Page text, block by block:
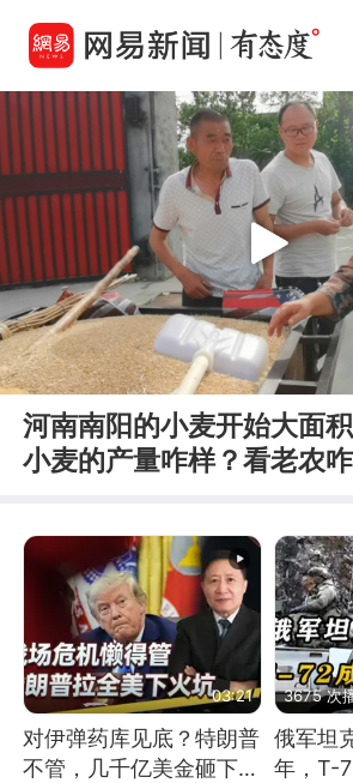
00:00
Play
河南南阳的小麦开始大面
小麦的产量咋样？看老农
03:21
对伊弹药库见底？特朗普
不管，几千亿美金砸下，
3675 次
俄军坦
年，T-